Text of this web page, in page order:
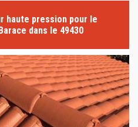
haute pression pour le
dans le 49430